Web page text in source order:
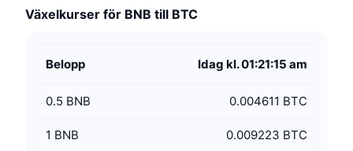
Växelkurser för BNB till BTC
Belopp Idag kl. 01:21:15 am
0.5 BNB 0.004611 BTC
1 BNB 0.009223 BTC